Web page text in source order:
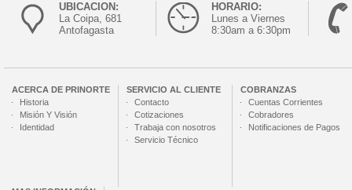
UBICACION:
La Coipa, 681
Antofagasta
HORARIO:
Lunes a Viernes
8:30am a 6:30pm
ACERCA DE PRINORTE
Historia
Misión Y Visión
Identidad
SERVICIO AL CLIENTE
Contacto
Cotizaciones
Trabaja con nosotros
Servicio Técnico
COBRANZAS
Cuentas Corrientes
Cobradores
Notificaciones de Pagos